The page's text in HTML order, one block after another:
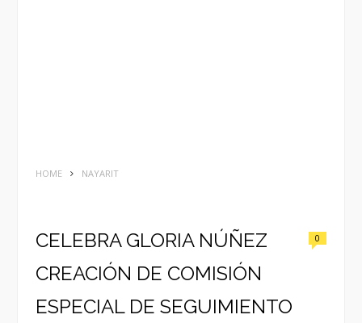
HOME NAYARIT
CELEBRA GLORIA NÚÑEZ
CREACIÓN DE COMISIÓN
ESPECIAL DE SEGUIMIENTO
0